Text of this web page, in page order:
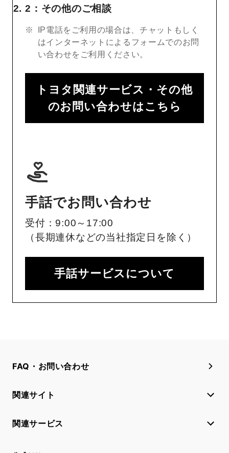
2：その他のご相談
IP電話をご利用の場合は、チャットもしく
はインターネットによるフォームでのお問
い合わせをご利用ください。
トヨタ関連サービス・その他
のお問い合わせはこちら
手話でお問い合わせ
受付：9:00～17:00
（長期連休などの当社指定日を除く）
手話サービスについて
FAQ・お問い合わせ
関連サイト
関連サービス